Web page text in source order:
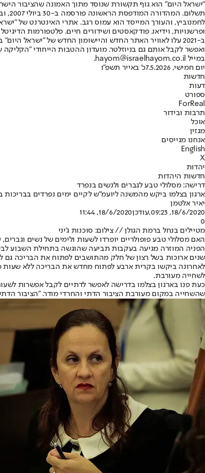
"ישראל היום" הוא גוף תקשורת שנוסד מתוך האמונה שהציבור
ופרשנויות, וידיאו, פודקאסטים ושידורים חיים. פלטפורמות
ב-2021 עלו לאוויר האתר החדש והיישומון החדש של
ואפשר לקבל אותם גם בניוזלטר. מועדון ההטבות הייחודי
במייל hayom@israelhayom.co.il.
יום חמישי, 7.5.2026
כ' באייר תשפ"ו
חדשות
דעות
ספורט
ForReal
תרבות ובידור
אוכל
מגזין
אנחנו מגייסים
English
X
יהדות
חדשות היהדות
דרישה: מסלולי טבע לגברים ולנשים בנפרד
ארגון בצלמו ביקש מהמשנה ליועמ"ש לקיים ימים נפרדים
יאיר אלטמן
18/6/2020, 09:23
,עודכן18/6/2020, 11:44
0
מטיילים בנחל ברמת הגולן // צילום: סוכנות ג'יני
האם מסלולי טבע פופולריים יופרדו לשעות ולימים של נשים
הפניה המוזרה מגיעה בעקבות תביעה שהוגשה בתחילת השבוע
שנים ארוכות בשל רצון של חלק מהתושבים לפתוח את הבריכה גם
לאחרונה ביקשו בקרית ארבע לפתוח מחדש את הבריכה ללא
לשחייה מעורבת.
כעת פנו בארגון בצלמו בדרישה לאפשר לדתיים לקבל אפשרות
שהשחייה במקום מעורבת הציבור הדתי והחרדי מודר. "הציבור